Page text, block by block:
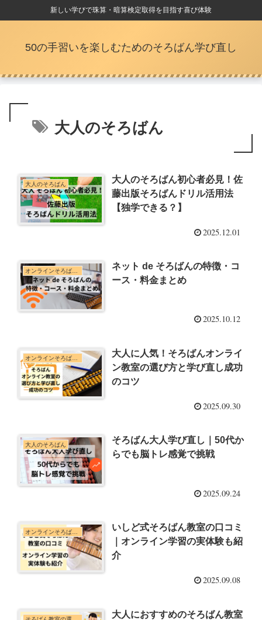
新しい学びで珠算・暗算検定取得を目指す喜び体験
50の手習いを楽しむためのそろばん学び直し
大人のそろばん
大人のそろばん
大人のそろばん初心者必見！佐
藤出版そろばんドリル活用法
【独学できる？】
2025.12.01
オンラインそろばん教室
ネット de そろばんの特徴・コ
ース・料金まとめ
2025.10.12
オンラインそろばん教室
大人に人気！そろばんオンライ
ン教室の選び方と学び直し成功
のコツ
2025.09.30
大人のそろばん
そろばん大人学び直し｜50代か
らでも脳トレ感覚で挑戦
2025.09.24
オンラインそろばん教室
いしど式そろばん教室の口コミ
｜オンライン学習の実体験も紹
介
2025.09.08
大人におすすめのそろばん教室